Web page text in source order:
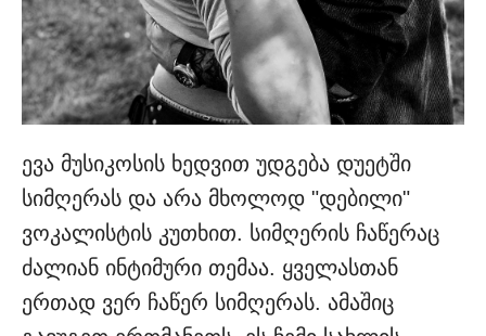
ევა მუსიკოსის ხედვით უდგება დუეტში
სიმღერას და არა მხოლოდ "დებილი"
ვოკალისტის კუთხით. სიმღერის ჩაწერაც
ძალიან ინტიმური თემაა. ყველასთან
ერთად ვერ ჩაწერ სიმღერას. ამაშიც